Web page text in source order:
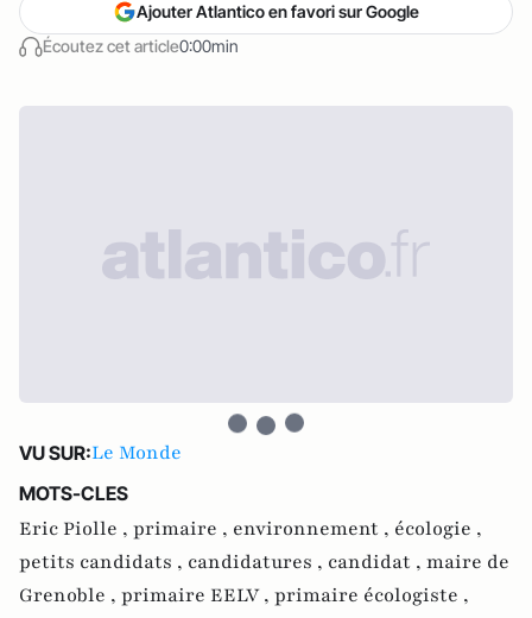
Écoutez cet article0:00min
Ajouter Atlantico en favori sur Google
VU SUR:Le Monde
MOTS-CLES
Eric Piolle , primaire , environnement , écologie ,
petits candidats , candidatures , candidat , maire de
Grenoble , primaire EELV , primaire écologiste ,